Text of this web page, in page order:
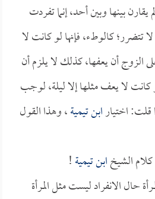
يقارن بينها وبين أحد، إنما تفردت
تتضرر؛ كالوطء، فإنها لو كانت لا
الزوج أن يعفها، كذلك لا يلزم أن
لا يعف مثلها إلا ليلة، لوجب
قلت: اختيارابن تيمية، وهذا القول
الشيخابن تيمية!
حال الانفراد ليست مثل المرأة